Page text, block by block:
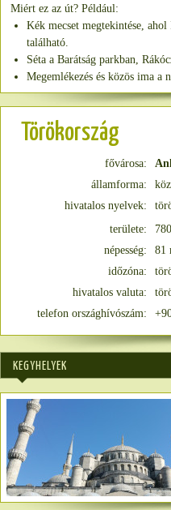
Miért ez az út? Például:
Kék mecset megtekintése,
található.
Séta a Barátság parkban,
Megemlékezés és közös ima
Törökország
fővárosa:
államforma:
hivatalos nyelvek:
területe:
népesség:
81
időzóna:
hivatalos valuta:
telefon országhívószám:
KEGYHELYEK